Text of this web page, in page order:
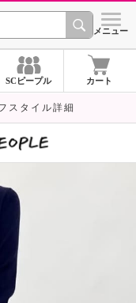
シメニュー
SCピープル カート
スタイル詳細